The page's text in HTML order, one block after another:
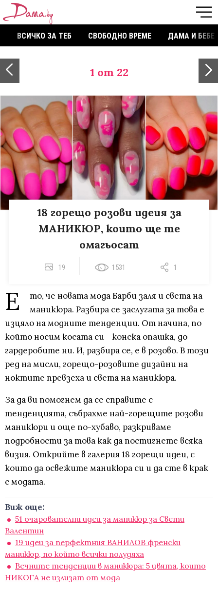
ВСИЧКО ЗА ТЕБ СВОБОДНО ВРЕМЕ ДАМА И БЕБЕ
1 от 22
18 горещо розови идеия за
МАНИКЮР, които ще те
омагьосат
19 1531 1
Е
то, че новата мода Барби заля и света на
маникюра. Разбира се заслугата за това е
изцяло на модните тенденции. От начина, по
който носим косата си - конска опашка, до
гардеробите ни. И, разбира се, е в розово. В този
ред на мисли, горещо-розовите дизайни на
ноктите превзеха и света на маникюра.
За да ви помогнем да се справите с
тенденцията, събрахме най-горещите розови
маникюри и още по-хубаво, разкриваме
подробности за това как да постигнете всяка
визия. Открийте в галерия 18 горещи идеи, с
които да освежите маникюра си и да сте в крак
с модата.
Виж още:
51 очарователни идеи за маникюр за Свети
Валентин
19 идеи за перфектния ВАНИЛОВ френски
маникюр, по който всички полудяха
Вечните тенденции в маникюра: 5 цвята, които
НИКОГА не излизат от мода